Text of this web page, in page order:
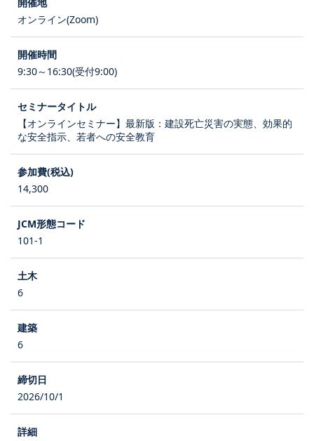
オンライン(Zoom)
9:30～16:30(受付9:00)
【オンラインセミナー】最新版：建設死亡災害の実態、効果的
な安全指示、若者への安全教育
14,300
101-1
6
6
2026/10/1